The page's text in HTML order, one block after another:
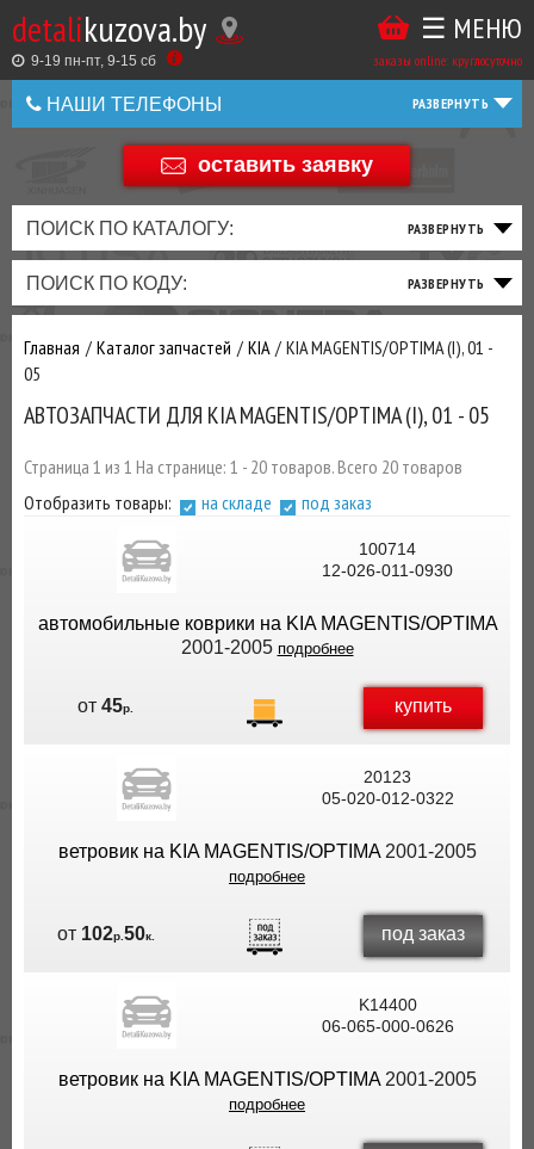
detalikuzova.by
9-19 пн-пт, 9-15 cб заказы online: круглосуточно
☰ МЕНЮ
НАШИ ТЕЛЕФОНЫ
+375 44 586 05 44
оставить заявку
ПОИСК ПО КАТАЛОГУ:
ПОИСК ПО КОДУ:
Главная Каталог запчастей KIA
KIA MAGENTIS/OPTIMA (I), 01 -
05
АВТОЗАПЧАСТИ ДЛЯ KIA MAGENTIS/OPTIMA (I), 01 - 05
Страница 1 из 1 На странице: 1 - 20 товаров. Всего 20 товаров
Отобразить товары:
на складе под заказ
100714
12-026-011-0930
автомобильные коврики на KIA MAGENTIS/OPTIMA
2001-2005 подробнее
от45р. купить
20123
05-020-012-0322
ветровик на KIA MAGENTIS/OPTIMA2001-2005
подробнее
от 102р. 50к. под заказ
K14400
06-065-000-0626
ветровик на KIA MAGENTIS/OPTIMA2001-2005
подробнее
Купить
в
1
Беларусь
+375
+375
ТАКЖЕ
ВЫ
МОЖЕТЕ
У
ЗАКАЗАТЬ
ТО
ФИЛЬТРА
ТОРМОЗНАЯ
СИСТЕМА
ПОДВЕСКА
РУЛЕВОЕ
ТРАНСМИССИЯ
ПРИВОД
ДВИГАТЕЛЬ
ВЫХЛОП
ЭЛЕКТРИКА
ОСВЕЩЕНИЕ
ДОБАВИВ
МАСЛАИ ДРУГИЕ
ЗАКАЗУ ЧЕРЕЗ
МЕНЕДЖЕРА